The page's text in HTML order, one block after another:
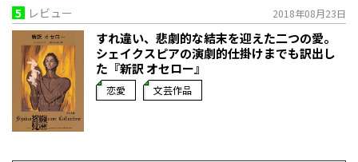
5 レビュー 2018年08月23日
すれ違い、悲劇的な結末を迎えた二つの愛。
シェイクスピアの演劇的仕掛けまでも訳出し
た『新訳 オセロー』
恋愛 文芸作品